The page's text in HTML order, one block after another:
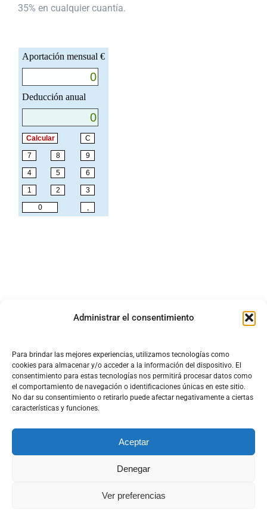
Administrar el consentimiento
Para brindar las mejores experiencias, utilizamos tecnologías como
cookies para almacenar y/o acceder a la información del dispositivo. El
consentimiento para estas tecnologías nos permitirá procesar datos como
el comportamiento de navegación o identificaciones únicas en este sitio.
No dar su consentimiento o retirarlo puede afectar negativamente a ciertas
características y funciones.
Aceptar
Denegar
Ver preferencias
35% en cualquier cuantía.
Política de cookies|Política de privacidad